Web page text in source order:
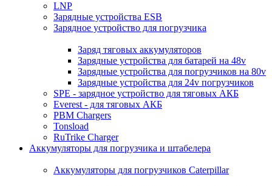
LNP
Зарядные устройства ESB
Зарядное устройство для погрузчика
Заряд тяговых аккумуляторов
Зарядные устройства для батарей на 48v
Зарядные устройства для погрузчиков на 80v
Зарядные устройства для 24v погрузчиков
SPE - зарядное устройство для тяговых АКБ
Everest - для тяговых АКБ
PBM Chargers
Tonsload
RuTrike Charger
Аккумуляторы для погрузчика и штабелера
Аккумуляторы для погрузчиков Caterpillar